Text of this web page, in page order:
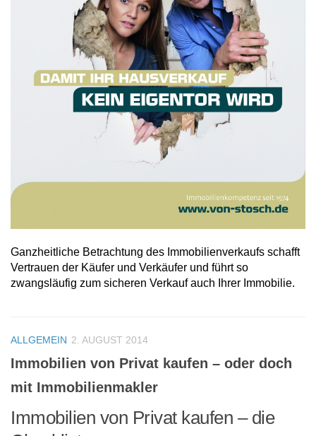
Ganzheitliche Betrachtung des Immobilienverkaufs schafft
Vertrauen der Käufer und Verkäufer und führt so
zwangsläufig zum sicheren Verkauf auch Ihrer Immobilie.
ALLGEMEIN 2. AUGUST 2014
Immobilien von Privat kaufen – oder doch
mit Immobilienmakler
Immobilien von Privat kaufen – die